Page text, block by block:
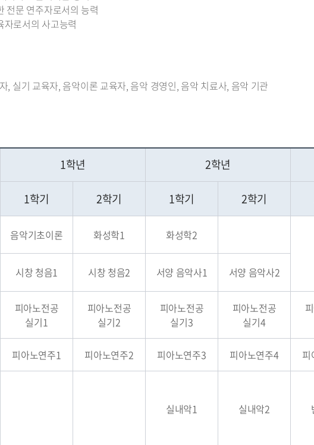
전문 연주자로서의 능력
자로서의 사고능력
, 실기 교육자, 음악이론 교육자, 음악 경영인, 음악 치료사, 음악 기관
1학년 2학년
1학기
2학기 1학기 2학기
음악기초이론 화성학1
화성학2
시창 청음1 시창 청음2 서양 음악사1 서양 음악사2
피아노전공
실기1
피아노전공
실기2
피아노전공
실기3
피아노전공
실기4
피아노연주1
피아노연주2 피아노연주3 피아노연주4 피
실내악1 실내악2